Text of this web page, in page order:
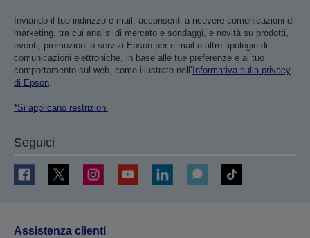
Inviando il tuo indirizzo e-mail, acconsenti a ricevere comunicazioni di
marketing, tra cui analisi di mercato e sondaggi, e novità su prodotti,
eventi, promozioni o servizi Epson per e-mail o altre tipologie di
comunicazioni elettroniche, in base alle tue preferenze e al tuo
comportamento sul web, come illustrato nell’ Informativa sulla privacy
di Epson.
*Si applicano restrizioni
Seguici
Assistenza clienti